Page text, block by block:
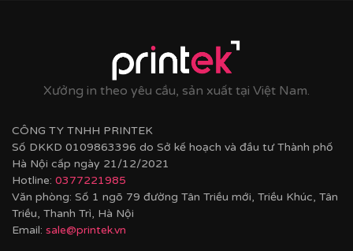
Xưởng in theo yêu cầu, sản xuất tại Việt Nam.
CÔNG TY TNHH PRINTEK
Số DKKD 0109863396 do Sở kế hoạch và đầu tư Thành phố
Hà Nội cấp ngày 21/12/2021
Hotline: 0377221985
Văn phòng: Số 1 ngõ 79 đường Tân Triều mới, Triều Khúc, Tân
Triều, Thanh Trì, Hà Nội
Email: sale@printek.vn